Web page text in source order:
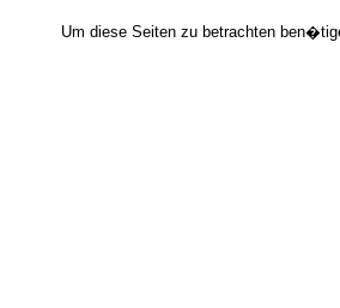
Um diese Seiten zu betrachten